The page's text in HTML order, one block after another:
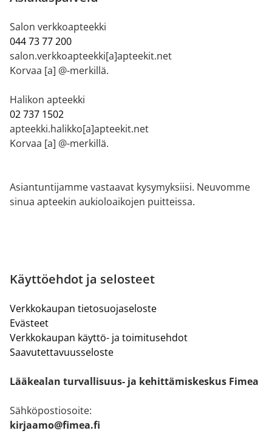
Salon verkkoapteekki
044 73 77 200
salon.verkkoapteekki[a]apteekit.net
Korvaa [a] @-merkillä.
Halikon apteekki
02 737 1502
apteekki.halikko[a]apteekit.net
Korvaa [a] @-merkillä.
Asiantuntijamme vastaavat kysymyksiisi. Neuvomme
sinua apteekin aukioloaikojen puitteissa.
Käyttöehdot ja selosteet
Verkkokaupan tietosuojaseloste
Evästeet
Verkkokaupan käyttö- ja toimitusehdot
Saavutettavuusseloste
Lääkealan turvallisuus- ja kehittämiskeskus Fimea
Sähköpostiosoite:
kirjaamo@fimea.fi